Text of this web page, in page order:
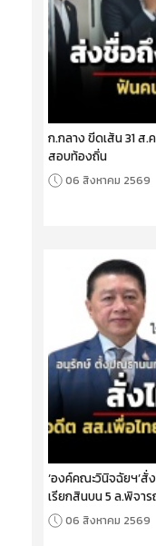
ก.กลาง ขีดเส้น 31 ส.
สอบท้องถิ่น
06 สิงหาคม 2569
‘องค์คณะวินิจฉัยฯ’สั่
เรียกสินบน 5 ล.พิจา
06 สิงหาคม 2569